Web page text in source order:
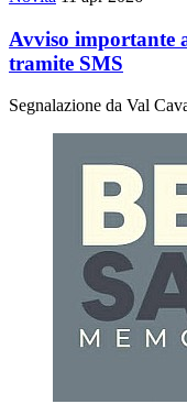
Avviso importante
tramite SMS
Segnalazione da Val